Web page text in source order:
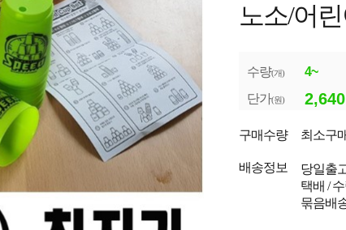
노소/어
수량(개) 4~
단가(원) 2,640
구매수량 최소구
배송정보 당일출
택배 /
묶음배